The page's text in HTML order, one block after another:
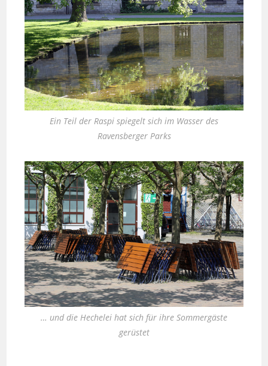
Ein Teil der Raspi spiegelt sich im Wasser des
Ravensberger Parks
… und die Hechelei hat sich für ihre Sommergäste
gerüstet